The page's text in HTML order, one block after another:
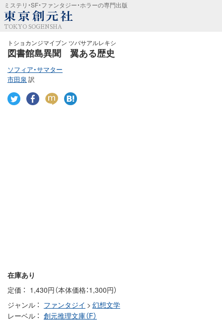
ミステリ・SF・ファンタジー・ホラーの専門出版
TOKYO SOGENSHA
トショカンジマイブン ツバサアルレキシ
図書館島異聞 翼ある歴史
ソフィア・サマター
市田泉 訳
在庫あり
定価
1,430円（本体価格：1,300円）
ジャンル
ファンタジイ > 幻想文学
レーベル
創元推理文庫（F）